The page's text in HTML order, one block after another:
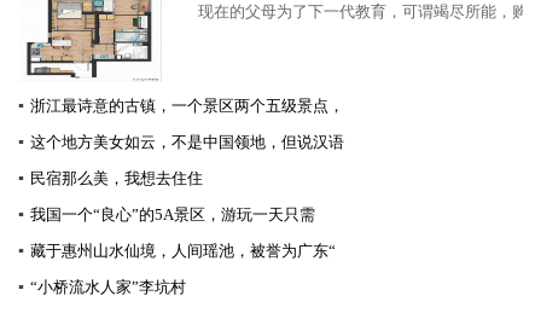
现在的父母为了下一代教育，可谓竭尽所能，购
▪ 浙江最诗意的古镇，一个景区两个五级景点，
▪ 这个地方美女如云，不是中国领地，但说汉语
▪ 民宿那么美，我想去住住
▪ 我国一个“良心”的5A景区，游玩一天只需
▪ 藏于惠州山水仙境，人间瑶池，被誉为广东“
▪ “小桥流水人家”李坑村